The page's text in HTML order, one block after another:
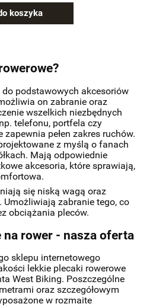
koszyka
do podstawowych akcesoriów
on zabranie oraz
wszelkich niezbędnych
telefonu, portfela czy
pełen zakres ruchów.
z myślą o fanach
Mają odpowiednie
akcesoria, które sprawiają,
się niską wagą oraz
zabranie tego, co
obciążania pleców.
rower - nasza oferta
sklepu internetowego
lekkie plecaki rowerowe
West Biking. Poszczególne
oraz szczegółowym
w rozmaite